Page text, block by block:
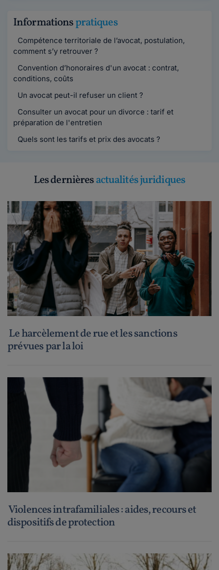
Informationspratiques
Compétence territoriale de l’avocat, postulation,
comment s’y retrouver ?
Convention d’honoraires d'un avocat : contrat,
conditions, coûts
Un avocat peut-il refuser un client ?
Consulter un avocat pour un divorce : tarif et
préparation de l'entretien
Quels sont les tarifs et prix des avocats ?
Les dernièresactualités juridiques
Le harcèlement de rue et les sanctions
prévues par la loi
Violences intrafamiliales : aides, recours et
dispositifs de protection